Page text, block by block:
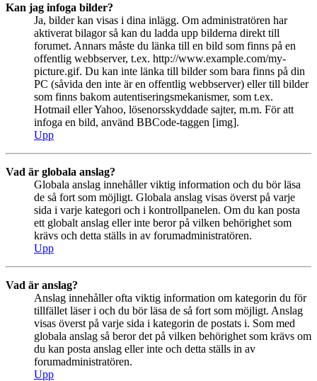
Kan jag infoga bilder?
Ja, bilder kan visas i dina inlägg. Om administratören har
aktiverat bilagor så kan du ladda upp bilderna direkt till
forumet. Annars måste du länka till en bild som finns på en
offentlig webbserver, t.ex. http://www.example.com/my-
picture.gif. Du kan inte länka till bilder som bara finns på din
PC (såvida den inte är en offentlig webbserver) eller till bilder
som finns bakom autentiseringsmekanismer, som t.ex.
Hotmail eller Yahoo, lösenorsskyddade sajter, m.m. För att
infoga en bild, använd BBCode-taggen [img].
Upp
Vad är globala anslag?
Globala anslag innehåller viktig information och du bör läsa
de så fort som möjligt. Globala anslag visas överst på varje
sida i varje kategori och i kontrollpanelen. Om du kan posta
ett globalt anslag eller inte beror på vilken behörighet som
krävs och detta ställs in av forumadministratören.
Upp
Vad är anslag?
Anslag innehåller ofta viktig information om kategorin du för
tillfället läser i och du bör läsa de så fort som möjligt. Anslag
visas överst på varje sida i kategorin de postats i. Som med
globala anslag så beror det på vilken behörighet som krävs om
du kan posta anslag eller inte och detta ställs in av
forumadministratören.
Upp